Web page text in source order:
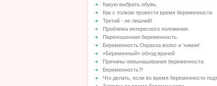
Какую выбрать обувь.
Как с толком провести время беременности
Третий - не лишний!
Проблема интересного положения.
Переношенная беременность.
Беременность:Окраска волос и 'химия'
«Беременный» обход врачей
Причины невынашивания беременности.
Беременность?!
Что делать, если во время беременности